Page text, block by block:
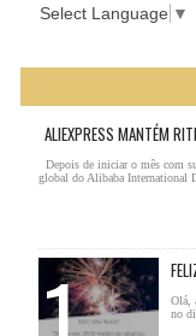
Select Language ▼
ALIEXPRESS MANTÉM
Depois de iniciar o mês com
global do Alibaba International
Olá,
no